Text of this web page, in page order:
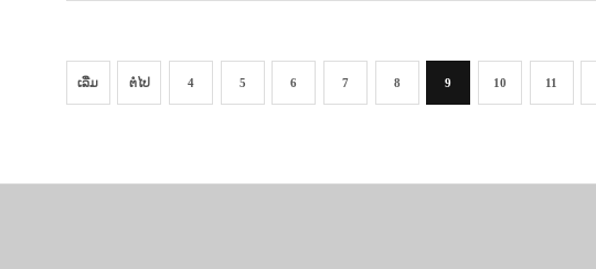
ເລີ່ມ ຕໍ່ໄປ 4 5 6 7 8 9 10 11